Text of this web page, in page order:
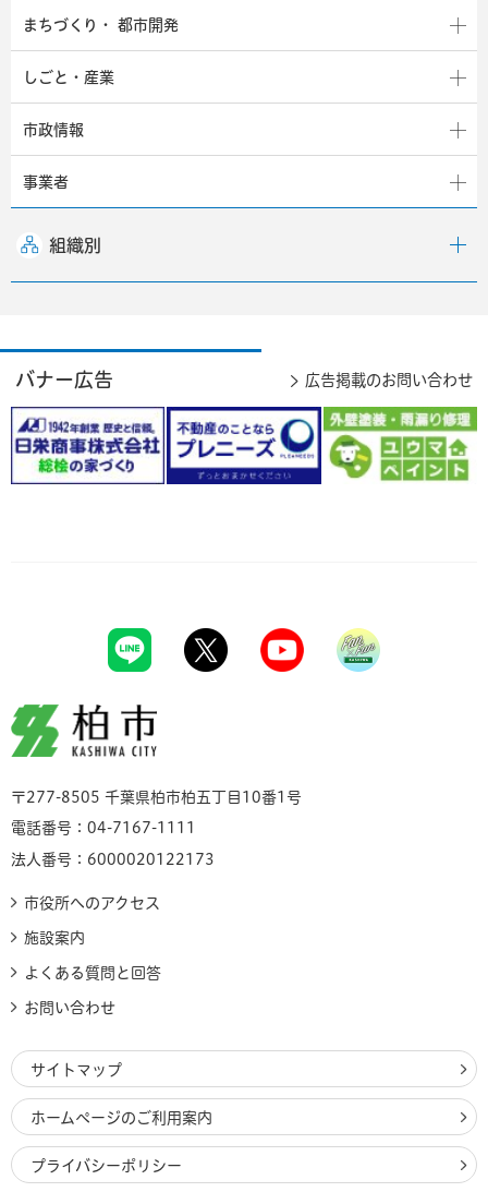
まちづくり・ 都市開発
しごと・産業
市政情報
事業者
組織別
バナー広告 広告掲載のお問い合わせ
柏市
〒277-8505 千葉県柏市柏五丁目10番1号
電話番号：04-7167-1111
法人番号：6000020122173
市役所へのアクセス
施設案内
よくある質問と回答
お問い合わせ
サイトマップ
ホームページのご利用案内
プライバシーポリシー